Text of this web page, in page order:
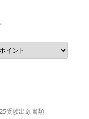
受験出願書類